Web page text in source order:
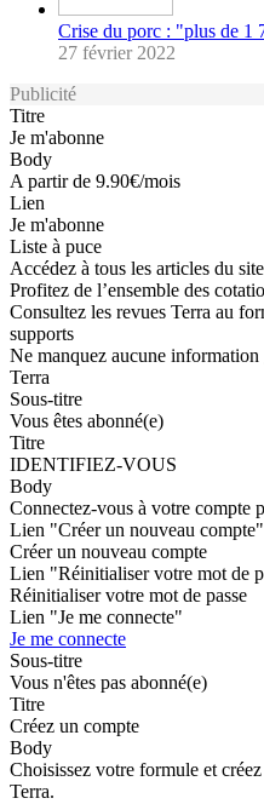
Crise du porc : "plus de 1
27 février 2022
Publicité
Titre
Je m'abonne
Body
A partir de 9.90€/mois
Lien
Je m'abonne
Liste à puce
Accédez à tous les articles du
Profitez de l’ensemble des
Consultez les revues Terra au
supports
Ne manquez aucune
Terra
Sous-titre
Vous êtes abonné(e)
Titre
IDENTIFIEZ-VOUS
Body
Connectez-vous à votre compte
Lien "Créer un nouveau compte"
Créer un nouveau compte
Lien "Réinitialiser votre mot de
Réinitialiser votre mot de passe
Lien "Je me connecte"
Je me connecte
Sous-titre
Vous n'êtes pas abonné(e)
Titre
Créez un compte
Body
Choisissez votre formule et
Terra.